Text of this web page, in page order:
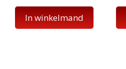
In winkelmand